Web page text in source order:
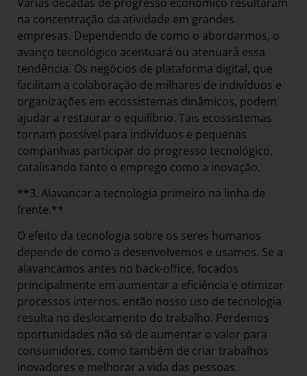
na concentração da atividade em grandes
empresas. Dependendo de como o abordarmos, o
avanço tecnológico acentuará ou atenuará essa
tendência. Os negócios de plataforma digital, que
facilitam a colaboração de milhares de indivíduos e
organizações em ecossistemas dinâmicos, podem
ajudar a restaurar o equilíbrio. Tais ecossistemas
tornam possível para indivíduos e pequenas
companhias participar do progresso tecnológico,
catalisando tanto o emprego como a inovação.
**3. Alavancar a tecnologia primeiro na linha de
frente.**
O efeito da tecnologia sobre os seres humanos
depende de como a desenvolvemos e usamos. Se a
alavancamos antes no back-office, focados
principalmente em aumentar a eficiência e otimizar
processos internos, então nosso uso de tecnologia
resulta no deslocamento do trabalho. Perdemos
oportunidades não só de aumentar o valor para
consumidores, como também de criar trabalhos
inovadores e melhorar a vida das pessoas.